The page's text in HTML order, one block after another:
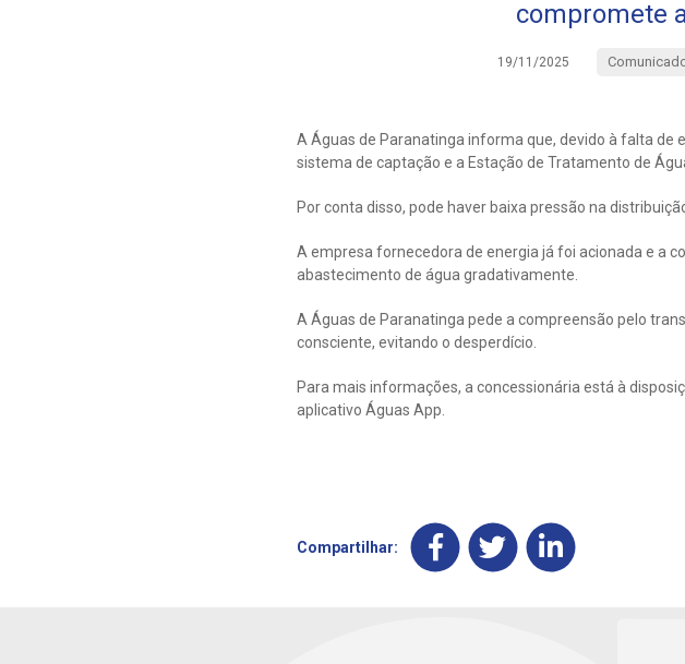
compromete
19/11/2025
A Águas de Paranatinga informa que, devido à falta de
sistema de captação e a Estação de Tratamento de
Por conta disso, pode haver baixa pressão na
A empresa fornecedora de energia já foi acionada e a
abastecimento de água gradativamente.
A Águas de Paranatinga pede a compreensão pelo
consciente, evitando o desperdício.
Para mais informações, a concessionária está à
aplicativo Águas App.
Compartilhar: